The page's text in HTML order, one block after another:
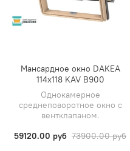
Мансардное окно DAKEA
114х118 KAV B900
Однокамерное
среднеповоротное окно с
вентклапаном.
59120.00 руб 73900.00 руб